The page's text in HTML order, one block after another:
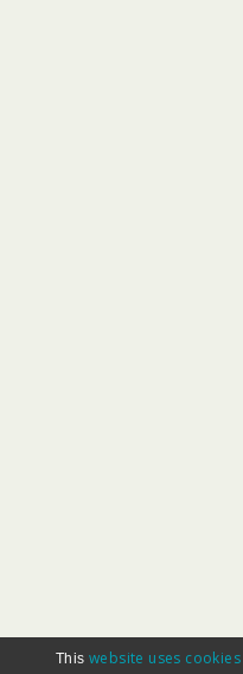
This website uses cookies